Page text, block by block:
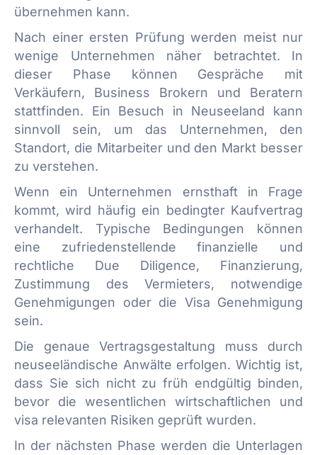
übernehmen kann.
Nach einer ersten Prüfung werden meist nur
wenige Unternehmen näher betrachtet. In
dieser Phase können Gespräche mit
Verkäufern, Business Brokern und Beratern
stattfinden. Ein Besuch in Neuseeland kann
sinnvoll sein, um das Unternehmen, den
Standort, die Mitarbeiter und den Markt besser
zu verstehen.
Wenn ein Unternehmen ernsthaft in Frage
kommt, wird häufig ein bedingter Kaufvertrag
verhandelt. Typische Bedingungen können
eine zufriedenstellende finanzielle und
rechtliche Due Diligence, Finanzierung,
Zustimmung des Vermieters, notwendige
Genehmigungen oder die Visa Genehmigung
sein.
Die genaue Vertragsgestaltung muss durch
neuseeländische Anwälte erfolgen. Wichtig ist,
dass Sie sich nicht zu früh endgültig binden,
bevor die wesentlichen wirtschaftlichen und
visa relevanten Risiken geprüft wurden.
In der nächsten Phase werden die Unterlagen